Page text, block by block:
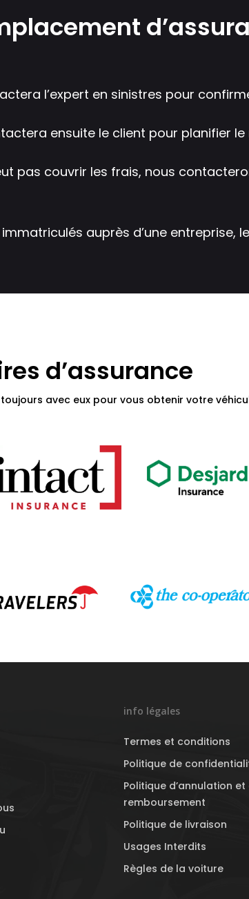
l’expert en sinistres pour
ensuite le client pour planifier
pas couvrir les frais, nous
auprès d’une entreprise,
d’assurance
avec eux pour vous obtenir votre
info légales
Termes et conditions
Politique de
Politique d’annulation et
remboursement
Politique de livraison
Usages Interdits
Règles de la voiture